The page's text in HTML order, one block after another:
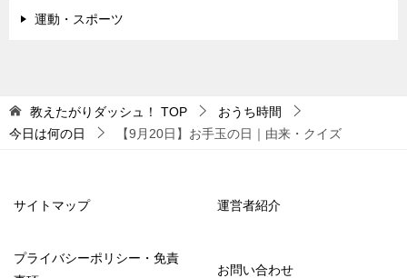
運動・スポーツ
教えたがりダッシュ！ TOP
おうち時間
今日は何の日
【9月20日】お手玉の日｜由来・クイズ
サイトマップ 運営者紹介
プライバシーポリシー・免責
お問い合わせ